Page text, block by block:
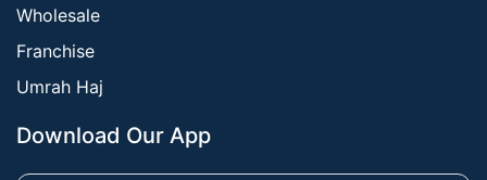
Wholesale
Franchise
Umrah Haj
Download Our App